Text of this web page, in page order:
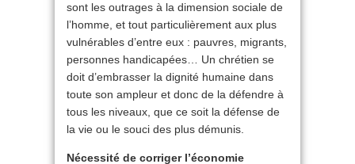
sont les outrages à la dimension sociale de
l’homme, et tout particulièrement aux plus
vulnérables d’entre eux : pauvres, migrants,
personnes handicapées… Un chrétien se
doit d’embrasser la dignité humaine dans
toute son ampleur et donc de la défendre à
tous les niveaux, que ce soit la défense de
la vie ou le souci des plus démunis.
Nécessité de corriger l’économie